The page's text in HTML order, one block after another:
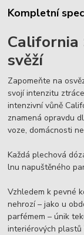
Kompletní
California
svěží
Zapomeňte na
svojí intenzitu
intenzivní vůně
znamená opravdu
voze, domácnosti
Každá plechová
lnu napuštěného
Vzhledem k pevné
nehrozí – jako u
parfémem – únik
interiérových plastů